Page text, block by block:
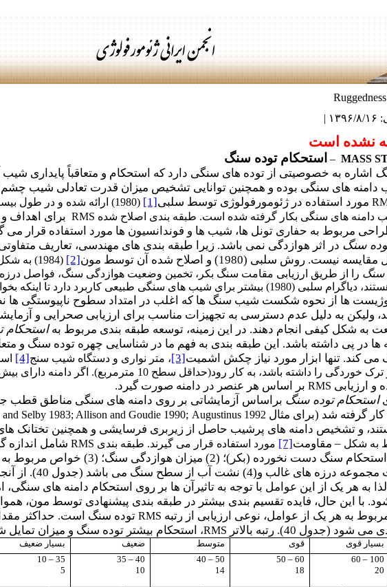
|
نشده است
MASS
– استحکام توده سنگ
اشاره به خصوصیتی از توده های سنگی دارد که استحکام و متعاقباً پایداری
دامنه های سنگی بوده و همچنین توانایی تشخیص میزان قدرت تعادلی شیب چشم
مورد استفاده در ژئومورفولوژی توسط سلبی[1]
(1980) ارائه شده و در
دامنه های سنگی بکار گرفته شده است. طبقه بندی اصلاح شده RMS برای اهداف
مربوط به حفاری تونل ها، شیب ها و فوندانسیون ها مورد استفاده قرار می
سنگ در اثر هوازدگی نمی باشد. زیرا طبقه بندی های مهندسی، تعاریف
روش سلبی (1980) و اصلاح شده آن توسط مون
[2]
(1984)
سنگ را از طریق ارزیابی مقامت سنگ بکر، تخمین وضعیت هوازدگی سنگ، فواصل درزه
طبیعی کاربرد دارد تا اینکه بخواهد برای اهداف مهندسی به کار رود.
ها از نحوه شکست شیب سنگ ها که اغلب در امتداد سطوح ناپیوستگی ها
ولیکن به دلیل عدم دسترسی به تجهیزات مناسب برای ارزیابی صحرایی و
به شکل کیفی انجام دهند. در این زمینه، توسعه طبقه بندی مربوط بهاستحکام
در پی داشته باشد. این طبقه بندی به فهم ما در شناسایی چهره توده سنگ و
کند. تنها ابزار مورد نیاز چکش اشمیت[3]، متر نواری و دستگاه شیب سنج[4]
به کار رود(حداقل سطح 10 مترمربع). اگر دامنه دارای بیش از یک عنصر مورفولوژیکی باشد، بایستی به بخش هایی با خواص
ارزیابی RMS بر اساس هر عنصر در دامنه صورت گیرد.
استحکام توده سنگ
گرفته شد (برای مثال Augustinus 1992
;
Selby 1983; Allison and Goudie 1990
و تشخیص دامنه های پرشیب حاصل از زیربری فرسایشی و همچنین تختانک
به شکل – مقاومت[7] مورد استفاده قرار می گیرند. طبقه بندی RMS
برای اندازه گیری استحکام سنگ
مجموعه درزه های غالب و(4)
نشت آب از سطح سنگ می باشد (جدول 40). از آنجا که همه این پارامترها از اهمیت مساوی درکنترل
به هر یک از عوامل، نوعی ارزیابی از رتبه RMS توده سنگ است. حداکثر مقدار مجموع وزن ها
(جدول 40). رتبه بالاتر
RMS، استحکام بیشتر توده سنگ و میزان تمایل
بسیار قوی قوی متوسط ضعیف
بسیار ضعیف
100
–
20
60
–
18
50
–
14
40
–
10
35
–
5